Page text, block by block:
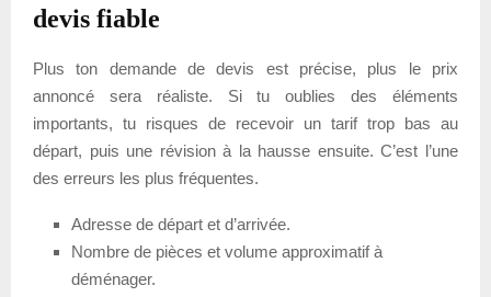
devis fiable
Plus ton demande de devis est précise, plus le prix
annoncé sera réaliste. Si tu oublies des éléments
importants, tu risques de recevoir un tarif trop bas au
départ, puis une révision à la hausse ensuite. C’est l’une
des erreurs les plus fréquentes.
Adresse de départ et d’arrivée.
Nombre de pièces et volume approximatif à
déménager.